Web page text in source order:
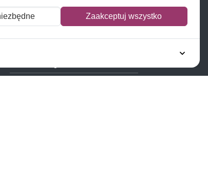
Zaakceptuj wszystko